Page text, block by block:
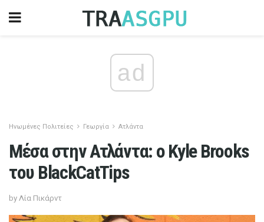
ad
Ηνωμένες Πολιτείες Γεωργία Ατλάντα
Μέσα στην Ατλάντα: ο Kyle Brooks
του BlackCatTips
by Λία Πικάρντ